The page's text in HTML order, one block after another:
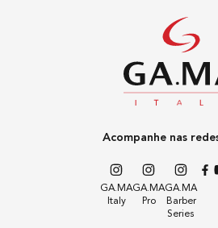
Dimensões do Produto
22,5cm comprimento x 22,5cm
Acompanhe nas
GA.MA
Italy
GA.MA
Pro
GA.MA
Barber
Series